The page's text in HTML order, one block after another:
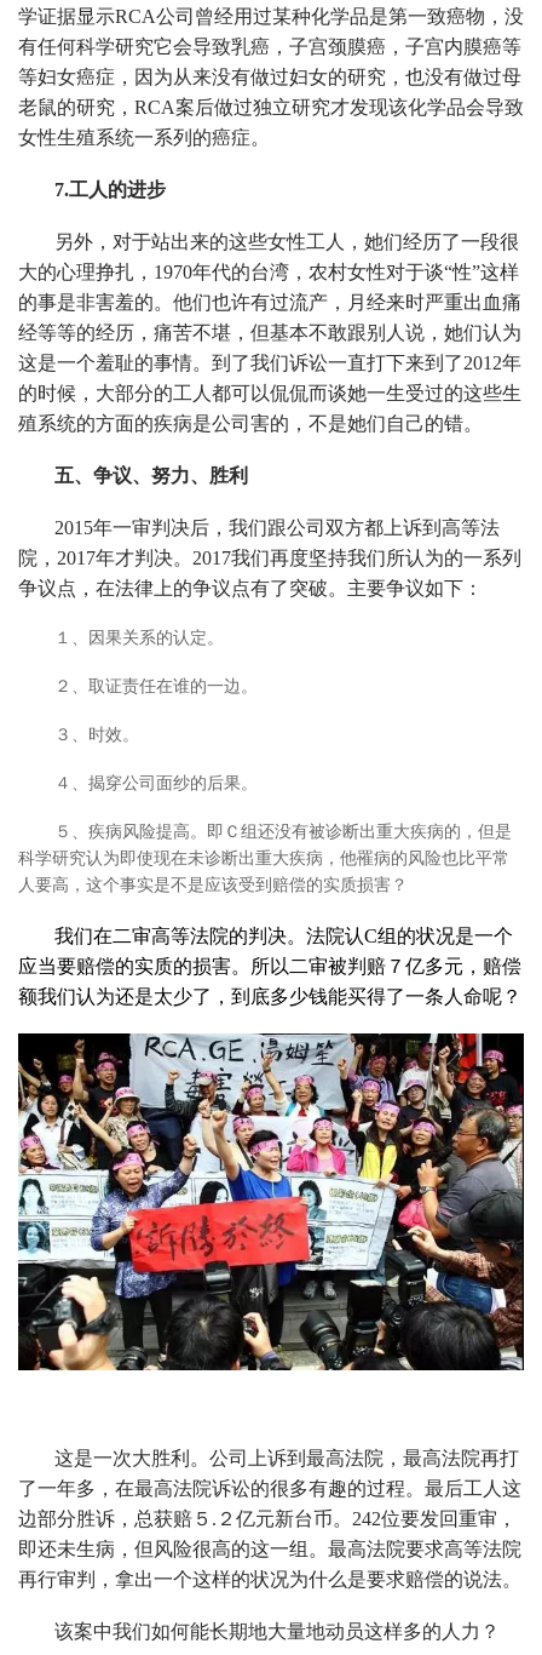
学证据显示RCA公司曾经用过某种化学品是第一致癌物，没
有任何科学研究它会导致乳癌，子宫颈膜癌，子宫内膜癌等
等妇女癌症，因为从来没有做过妇女的研究，也没有做过母
老鼠的研究，RCA案后做过独立研究才发现该化学品会导致
女性生殖系统一系列的癌症。
7.工人的进步
另外，对于站出来的这些女性工人，她们经历了一段很
大的心理挣扎，1970年代的台湾，农村女性对于谈“性”这样
的事是非害羞的。他们也许有过流产，月经来时严重出血痛
经等等的经历，痛苦不堪，但基本不敢跟别人说，她们认为
这是一个羞耻的事情。到了我们诉讼一直打下来到了2012年
的时候，大部分的工人都可以侃侃而谈她一生受过的这些生
殖系统的方面的疾病是公司害的，不是她们自己的错。
五、争议、努力、胜利
2015年一审判决后，我们跟公司双方都上诉到高等法
院，2017年才判决。2017我们再度坚持我们所认为的一系列
争议点，在法律上的争议点有了突破。主要争议如下：
１、因果关系的认定。
２、取证责任在谁的一边。
３、时效。
４、揭穿公司面纱的后果。
５、疾病风险提高。即Ｃ组还没有被诊断出重大疾病的，但是
科学研究认为即使现在未诊断出重大疾病，他罹病的风险也比平常
人要高，这个事实是不是应该受到赔偿的实质损害？
我们在二审高等法院的判决。法院认C组的状况是一个
应当要赔偿的实质的损害。所以二审被判赔７亿多元，赔偿
额我们认为还是太少了，到底多少钱能买得了一条人命呢？
这是一次大胜利。公司上诉到最高法院，最高法院再打
了一年多，在最高法院诉讼的很多有趣的过程。最后工人这
边部分胜诉，总获赔５.２亿元新台币。242位要发回重审，
即还未生病，但风险很高的这一组。最高法院要求高等法院
再行审判，拿出一个这样的状况为什么是要求赔偿的说法。
该案中我们如何能长期地大量地动员这样多的人力？